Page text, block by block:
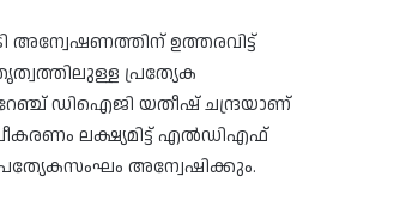
ഉത്തരവിട്ട്
പ്രത്യേക
ഡിഐജി യതീഷ് ചന്ദ്രയാണ്
ലക്ഷ്യമിട്ട് എൽഡിഎഫ്
അന്വേഷിക്കും.